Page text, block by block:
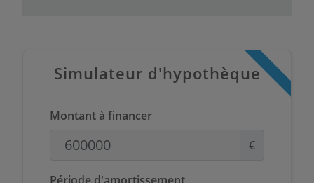
Simulateur d'hypothèque
Montant à financer
€